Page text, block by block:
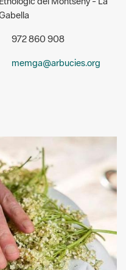
memga@arbucies.org